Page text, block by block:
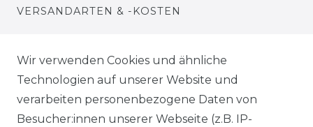
VERSANDARTEN & -KOSTEN
WARENKORB
ZUR KASSE
Wir verwenden Cookies und ähnliche
Technologien auf unserer Website und
verarbeiten personenbezogene Daten von
Besucher:innen unserer Webseite (z.B. IP-